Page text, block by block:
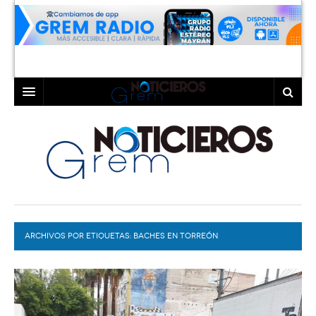
LAGUNA
TORREÓN
GÓMEZ PALACIO
LERDO
COAHUILA
DURANGO
DEPORTES
EXA
COLABORADORES
ARCHIVOS POR ETIQUETAS: BACHES EN TORREÓN